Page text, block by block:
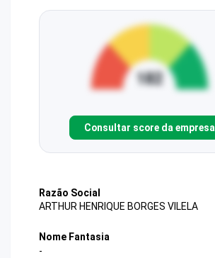
Consultar score da empresa
Razão Social
ARTHUR HENRIQUE BORGES VILELA
Nome Fantasia
-